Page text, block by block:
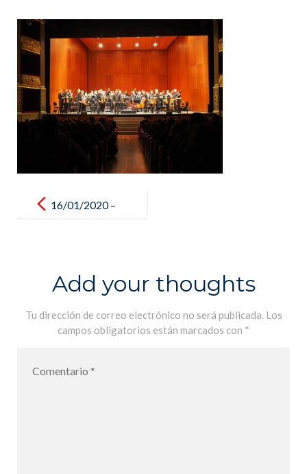
navigation16/01/2020 –
Salida escolar
– Tatro
principal
Add your thoughts
Tu dirección de correo electrónico no será publicada. Los
campos obligatorios están marcados con *